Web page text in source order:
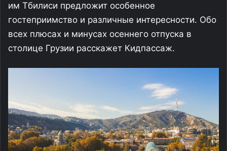
им Тбилиси предложит особенное
гостеприимство и различные интересности. Обо
всех плюсах и минусах осеннего отпуска в
столице Грузии расскажет Кидпассаж.